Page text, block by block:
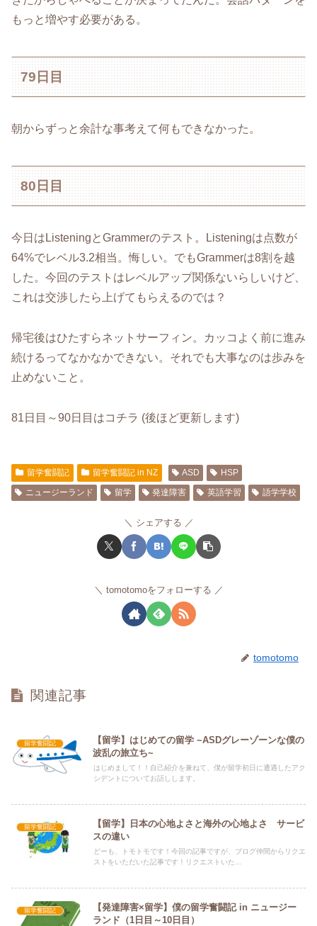
もっと増やす必要がある。
79日目
朝からずっと余計な事考えて何もできなかった。
80日目
今日はListeningとGrammerのテスト。Listeningは点数が
64%でレベル3.2相当。悔しい。でもGrammerは8割を越
した。今回のテストはレベルアップ関係ないらしいけど、
これは交渉したら上げてもらえるのでは？
帰宅後はひたすらネットサーフィン。カッコよく前に進み
続けるってなかなかできない。それでも大事なのは歩みを
止めないこと。
81日目～90日目はコチラ (後ほど更新します)
留学奮闘記 留学奮闘記 in NZ ASD
HSP
ニュージーランド
留学 発達障害 英語学習 語学学校
シェアする
tomotomoをフォローする
tomotomo
関連記事
留学奮闘記
【留学】はじめての留学 ~ASDグレーゾーンな僕の
波乱の旅立ち~
はじめまして！！自己紹介を兼ねて、僕が留学初日に遭遇したアク
シデントについてお話しします。
留学奮闘記
【留学】日本の心地よさと海外の心地よさ サービ
スの違い
どーも、トモトモです！今回の記事ですが、ブログ仲間からリクエ
ストをいただいた記事です！リクエストいた...
留学奮闘記
【発達障害×留学】僕の留学奮闘記 in ニュージー
ランド（1日目～10日目）